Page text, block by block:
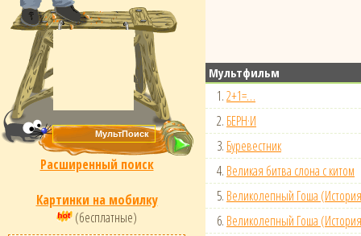
Расширенный поиск
Картинки на мобилку
(бесплатные)
Мультфильм
1.2+1=…
2. БЕРН·И
3. Буревестник
4. Великая битва слона с китом
5. Великолепный Гоша
6. Великолепный Гоша